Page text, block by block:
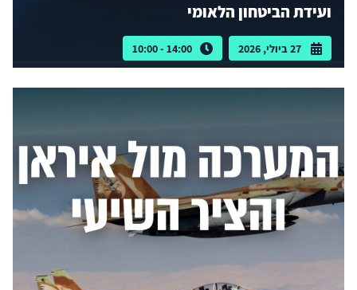
ועידת הביטחון הלאומי
27 ביולי, 2026 14:00 - 10:00